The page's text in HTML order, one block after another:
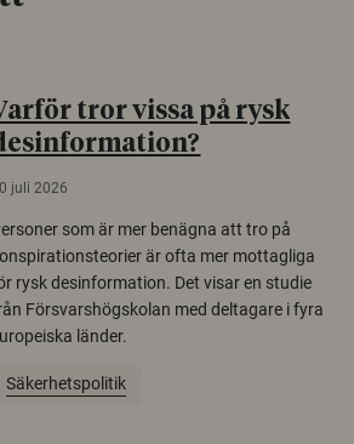
tror vissa på rysk
juli 2026
som är mer benägna att tro på
är ofta mer mottagliga
rysk desinformation. Det visar en studie
Försvarshögskolan med deltagare i fyra
länder.
Säkerhetspolitik